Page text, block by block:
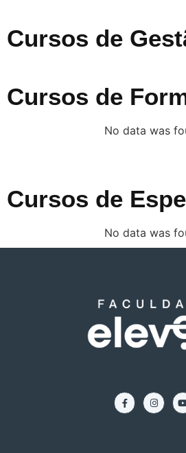
Cursos de
Cursos de
No data was
Cursos de
No data was